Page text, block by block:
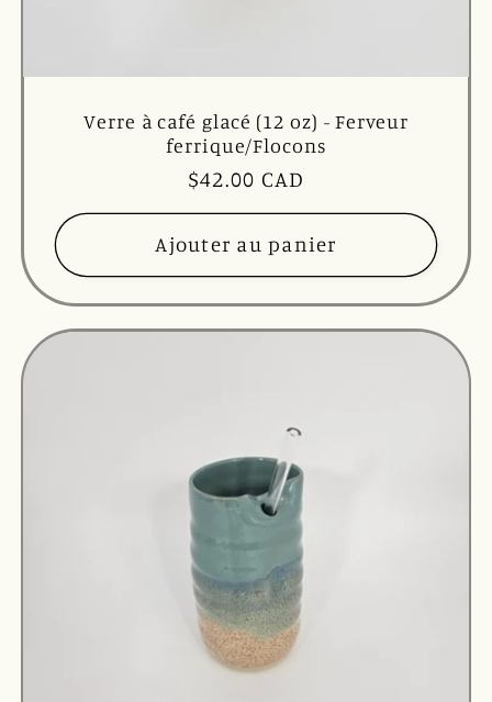
Verre à café glacé (12 oz) - Ferveur
ferrique/Flocons
Prix
habituel
$42.00 CAD
Ajouter au panier